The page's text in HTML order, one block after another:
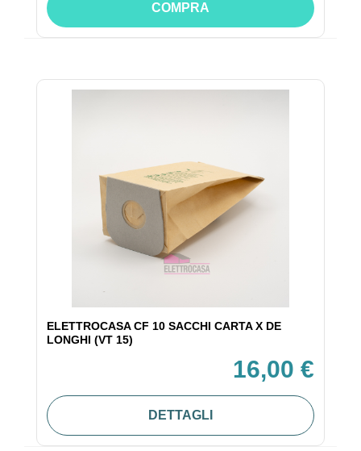
COMPRA
ELETTROCASA CF 10 SACCHI CARTA X DE
LONGHI (VT 15)
16,00 €
DETTAGLI